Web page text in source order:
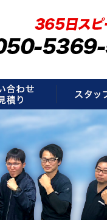
お問い合わ